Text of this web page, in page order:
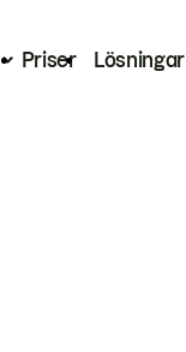
Priser Lösningar